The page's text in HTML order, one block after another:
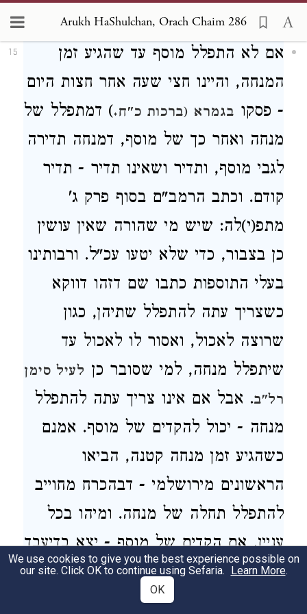
Arukh HaShulchan, Orach Chaim 286קידוש.
15
אם לא התפלל מוסף עד שהגיע זמן
המנחה, והיינו חצי שעה אחר חצות היום
- פסקו בגמרא (ברכות כ"ח.) דמתפלל של
מנחה ואחר כך של מוסף, דמנחה תדירה
לגבי מוסף, ותדיר ושאינו תדיר - תדיר
קודם. וכתב הרמב"ם בסוף פרק ג'
מתפ(י)לה: שיש מי שהורה שאין עושין
כן בצבור, כדי שלא יטעו עכ"ל. ורבותינו
בעלי התוספות כתבו שם דזהו דווקא
כשצריך עתה להתפלל שתיהן, כגון
שרוצה לאכול, ואסור לו לאכול עד
שיתפלל מנחה, למי שסובר כן לעיל סימן
רל"ב. אבל אם אינו צריך עתה להתפלל
מנחה - יכול להקדים של מוסף. אמנם
כשהגיע זמן מנחה קטנה, הביאו
הראשונים מירושלמי - דבהכרח מחוייב
להתפלל תחלה של מנחה. ומיהו בכל
עניין, אם הקדים של מוסף - יצא בדיעבד
אפילו במקום שהיתה חובה עליו
להתפלל של מנחה תחלה, ורבותינו בעלי
We use cookies to give you the best experience possible on
our site. Click OK to continue using Sefaria. Learn More.
OK